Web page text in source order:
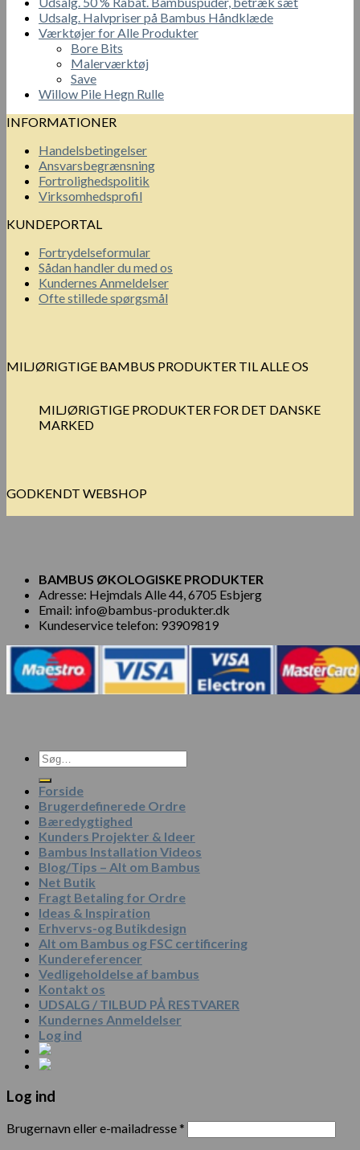
Udsalg. Halvpriser på Bambus Håndklæde
Værktøjer for Alle Produkter
Bore Bits
Malerværktøj
Save
Willow Pile Hegn Rulle
INFORMATIONER
Handelsbetingelser
Ansvarsbegrænsning
Fortrolighedspolitik
Virksomhedsprofil
KUNDEPORTAL
Fortrydelseformular
Sådan handler du med os
Kundernes Anmeldelser
Ofte stillede spørgsmål
MILJØRIGTIGE BAMBUS PRODUKTER TIL ALLE OS
MILJØRIGTIGE PRODUKTER FOR DET DANSKE
MARKED
GODKENDT WEBSHOP
BAMBUS ØKOLOGISKE PRODUKTER
Adresse: Hejmdals Alle 44, 6705 Esbjerg
Email: info@bambus-produkter.dk
Kundeservice telefon: 93909819
Søg
efter:
Forside
Brugerdefinerede Ordre
Bæredygtighed
Kunders Projekter & Ideer
Bambus Installation Videos
Blog/Tips – Alt om Bambus
Net Butik
Fragt Betaling for Ordre
Ideas & Inspiration
Erhvervs-og Butikdesign
Alt om Bambus og FSC certificering
Kundereferencer
Vedligeholdelse af bambus
Kontakt os
UDSALG / TILBUD PÅ RESTVARER
Kundernes Anmeldelser
Log ind
Log ind
Brugernavn eller e-mailadresse*